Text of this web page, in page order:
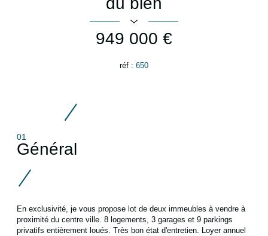
949 000 €
réf : 650
01
Général
En exclusivité, je vous propose lot de deux immeubles à vendre à
proximité du centre ville. 8 logements, 3 garages et 9 parkings
privatifs entièrement loués. Très bon état d'entretien. Loyer annuel